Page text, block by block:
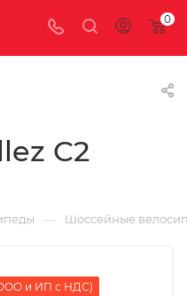
0
C2
— Шоссейные
и ИП с НДС)